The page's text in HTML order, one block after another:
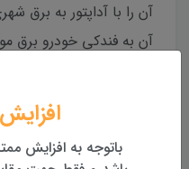
آن را با آداپتور به برق
آن به فندکی خودرو برق
ارسال به کل کشور
تحویل یک تا دو
باتوجه به افزایش